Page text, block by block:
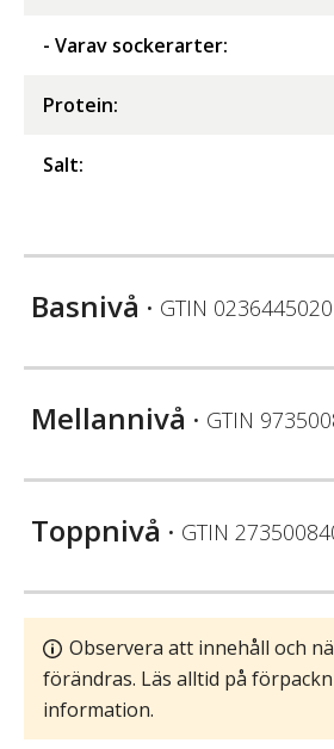
- Varav sockerarter:
Protein:
Salt:
Basnivå • GTIN
Mellannivå • GTIN
Toppnivå • GTIN
Observera att innehåll och
förändras. Läs alltid på
information.